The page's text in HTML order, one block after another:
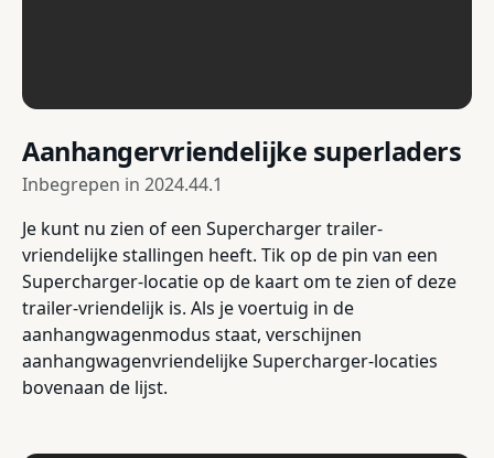
Aanhangervriendelijke superladers
Inbegrepen in 2024.44.1
Je kunt nu zien of een Supercharger trailer-
vriendelijke stallingen heeft. Tik op de pin van een
Supercharger-locatie op de kaart om te zien of deze
trailer-vriendelijk is. Als je voertuig in de
aanhangwagenmodus staat, verschijnen
aanhangwagenvriendelijke Supercharger-locaties
bovenaan de lijst.